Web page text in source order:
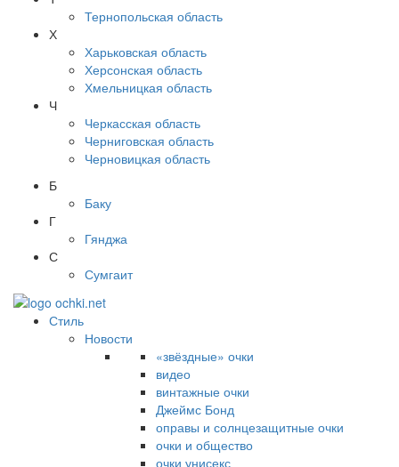
Тернопольская область
Х
Харьковская область
Херсонская область
Хмельницкая область
Ч
Черкасская область
Черниговская область
Черновицкая область
Б
Баку
Г
Гянджа
С
Сумгаит
Стиль
Новости
«звёздные» очки
видео
винтажные очки
Джеймс Бонд
оправы и солнцезащитные очки
очки и общество
очки унисекс